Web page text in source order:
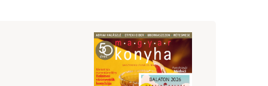
nevezhetünk kézművesnek –
de vajon azt tudjuk, hogy mi a
sör? És hogy mitől lesz a sör
kézműves?